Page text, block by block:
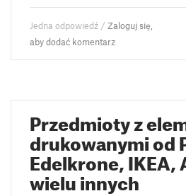
Jedna odpowiedź /Zaloguj się,
aby dodać komentarz
Przedmioty z
drukowanymi od
Edelkrone, IKEA,
wielu innych